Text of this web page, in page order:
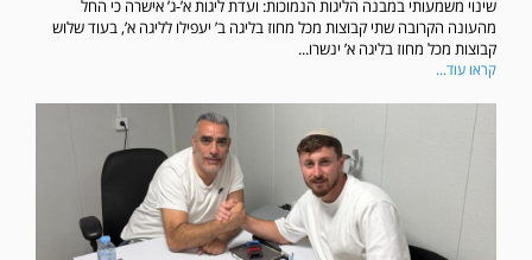
שינוי משמעותי במבנה הליגות הנמוכות: ועדת ליגות א’-ג’ אישרה כי החל
מהעונה הקרובה שתי קבוצות מכל מחוז בליגה ב’ יעפילו לליגה א’, בעוד שלוש
קבוצות מכל מחוז בליגה א’ ינשרו...
קראו עוד...